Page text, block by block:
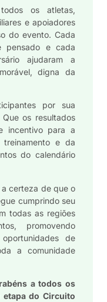
os atletas,
e apoiadores
do evento. Cada
pensado e cada
ajudaram a
digna da
por sua
os resultados
incentivo para a
e da
do calendário
certeza de que o
cumprindo seu
todas as regiões
promovendo
de
a comunidade
a todos os
do Circuito